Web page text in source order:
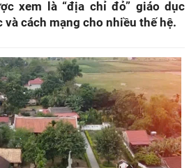
xem là “địa chỉ đỏ” giáo dục
cách mạng cho nhiều thế hệ.